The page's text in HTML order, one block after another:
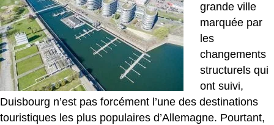
grande ville
marquée par
les
changements
structurels qui
ont suivi,
Duisbourg n’est pas forcément l’une des destinations
touristiques les plus populaires d’Allemagne. Pourtant,